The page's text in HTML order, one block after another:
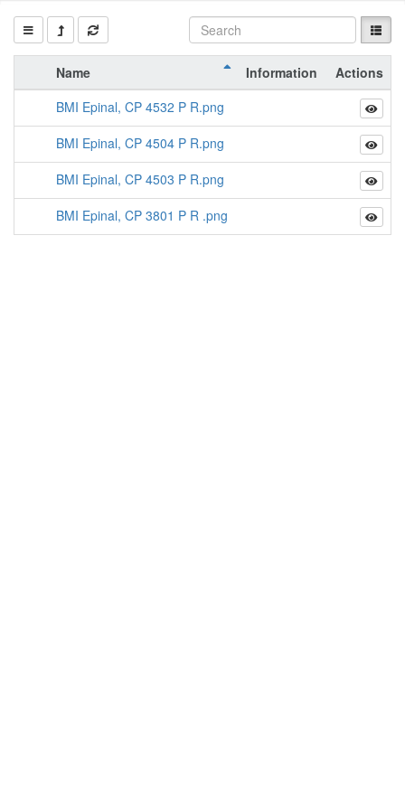
Name Information
Actions
BMI Epinal, CP 4532 P R.png
BMI Epinal, CP 4504 P R.png
BMI Epinal, CP 4503 P R.png
BMI Epinal, CP 3801 P R .png